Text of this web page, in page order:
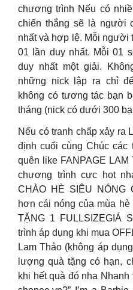
chương trình Nếu có
chiến thắng sẽ là người
nhất và hợp lệ. Mỗi người
01 lần duy nhất. Mỗi 01
duy nhất một giải.
những nick lập ra chỉ
không có tương tác bạn
tháng (nick có dưới 300
Nếu có tranh chấp xảy ra
định cuối cùng Chúc các
quên like FANPAGE
chương trình cực hot
CHÀO HÈ SIÊU NÓNG
hơn cái nóng của mùa
TẶNG 1 FULLSIZEGIÁ
trình áp dụng khi mua
Lam Thảo (không áp
lượng quà tặng có hạn,
khi hết quà đó nha